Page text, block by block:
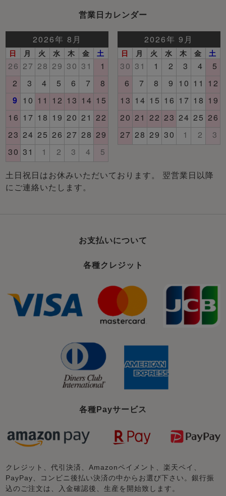
営業日カレンダー
土日祝日はお休みいただいております。 翌営業日以降
にご連絡いたします。
お支払いについて
各種クレジット
各種Payサービス
クレジット、代引決済、Amazonペイメント、楽天ペイ、
PayPay、コンビニ後払い決済の中からお選び下さい。銀行振
込のご注文は、入金確認後、生産を開始致します。